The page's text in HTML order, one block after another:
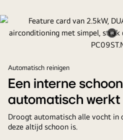
Automatisch reinigen
Een interne
automatisch werkt
Droogt automatisch alle vocht in
deze altijd schoon is.